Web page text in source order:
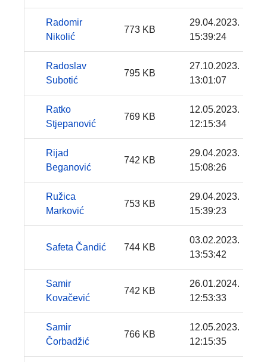
Radomir
Nikolić
773 KB
29.04.2023.
15:39:24
Radoslav
Subotić
795 KB
27.10.2023.
13:01:07
Ratko
Stjepanović
769 KB
12.05.2023.
12:15:34
Rijad
Beganović
742 KB
29.04.2023.
15:08:26
Ružica
Marković
753 KB
29.04.2023.
15:39:23
Safeta Čandić 744 KB
03.02.2023.
13:53:42
Samir
Kovačević
742 KB
26.01.2024.
12:53:33
Samir
Čorbadžić
766 KB
12.05.2023.
12:15:35